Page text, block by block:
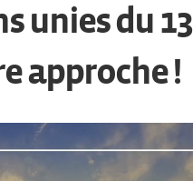
unies du 13
approche !